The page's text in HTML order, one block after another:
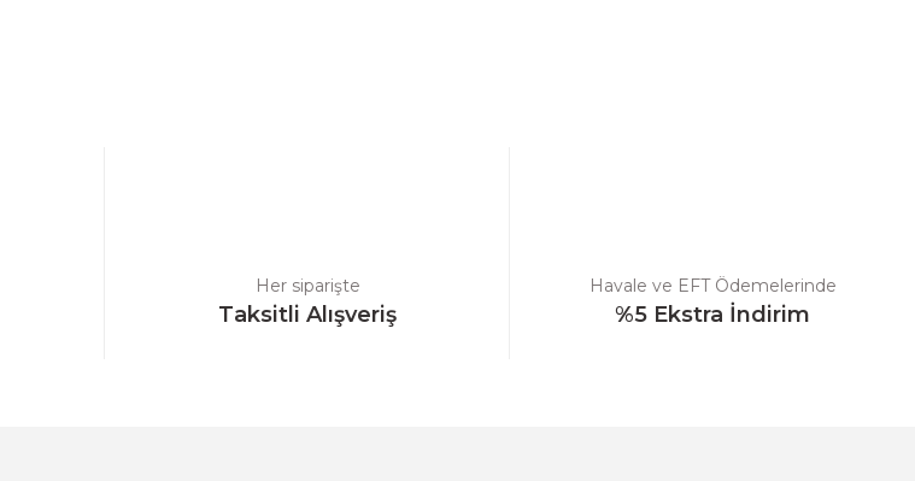
Her siparişte
Taksitli Alışveriş
Havale ve EFT Ödemelerinde
%5 Ekstra İndirim